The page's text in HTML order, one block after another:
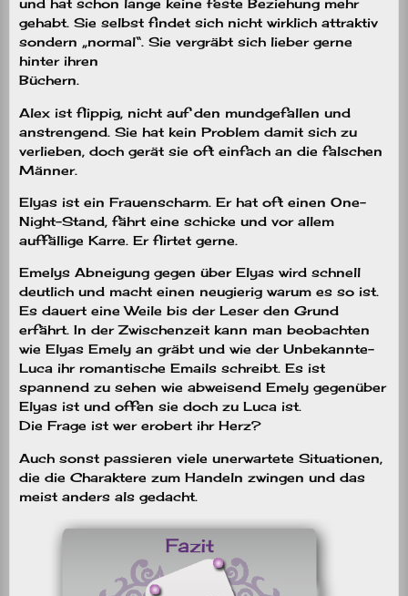
und hat schon lange keine feste Beziehung mehr
gehabt. Sie selbst findet sich nicht wirklich attraktiv
sondern „normal“. Sie vergräbt sich lieber gerne
hinter ihren
Büchern.
Alex ist flippig, nicht auf den mundgefallen und
anstrengend. Sie hat kein Problem damit sich zu
verlieben, doch gerät sie oft einfach an die falschen
Männer.
Elyas ist ein Frauenscharm. Er hat oft einen One-
Night-Stand, fährt eine schicke und vor allem
auffällige Karre. Er flirtet gerne.
Emelys Abneigung gegen über Elyas wird schnell
deutlich und macht einen neugierig warum es so ist.
Es dauert eine Weile bis der Leser den Grund
erfährt. In der Zwischenzeit kann man beobachten
wie Elyas Emely an gräbt und wie der Unbekannte-
Luca ihr romantische Emails schreibt. Es ist
spannend zu sehen wie abweisend Emely gegenüber
Elyas ist und offen sie doch zu Luca ist.
Die Frage ist wer erobert ihr Herz?
Auch sonst passieren viele unerwartete Situationen,
die die Charaktere zum Handeln zwingen und das
meist anders als gedacht.